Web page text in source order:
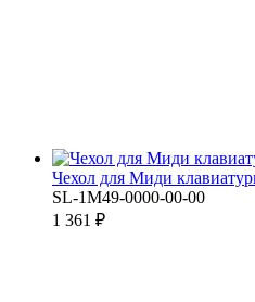
Чехол для Миди
SL-1M49-0000-00-00
1 361 ₽